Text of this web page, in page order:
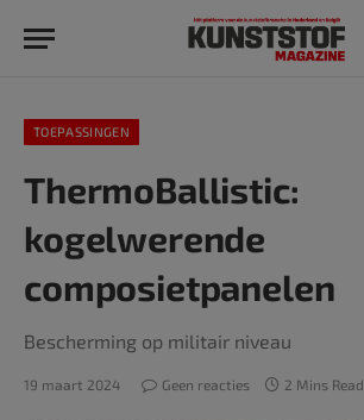
TOEPASSINGEN
ThermoBallistic:
kogelwerende
composietpanelen
Bescherming op militair niveau
19 maart 2024 Geen reacties 2 Mins Read